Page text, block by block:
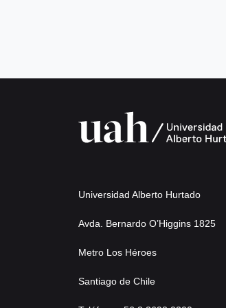
Universidad Alberto Hurtado
Avda. Bernardo O’Higgins 1825
Metro Los Héroes
Santiago de Chile